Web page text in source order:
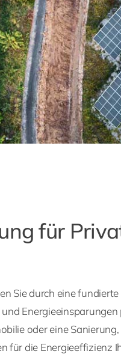
für
Sie durch eine
oder eine
für die Energieeffizienz